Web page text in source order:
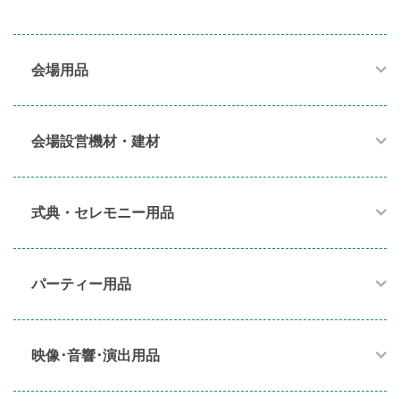
会場用品
会場設営機材・建材
式典・セレモニー用品
パーティー用品​
映像･音響･演出用品​